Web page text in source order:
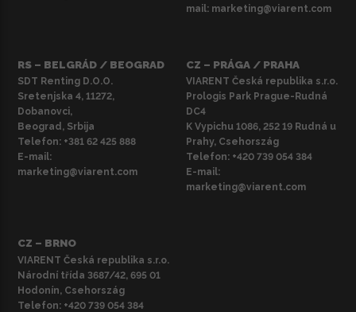
mail: marketing@viarent.com
RS – BELGRÁD / BEOGRAD
SDT Renting D.O.O.
Sretenjska 4, 11272,
Dobanovci,
Beograd, Srbija
Telefon: +381 62 425 888
E-mail:
marketing@viarent.com
CZ – PRÁGA / PRAHA
VIARENT Česká republika s.r.o.
Prologis Park Prague-Rudná
DC4
K Vypichu 1086, 252 19 Rudná u
Prahy, Csehország
Telefon: +420 739 054 384
E-mail:
marketing@viarent.com
CZ – BRNO
VIARENT Česká republika s.r.o.
Národní třída 3687/42, 695 01
Hodonín, Csehország
Telefon: +420 739 054 384